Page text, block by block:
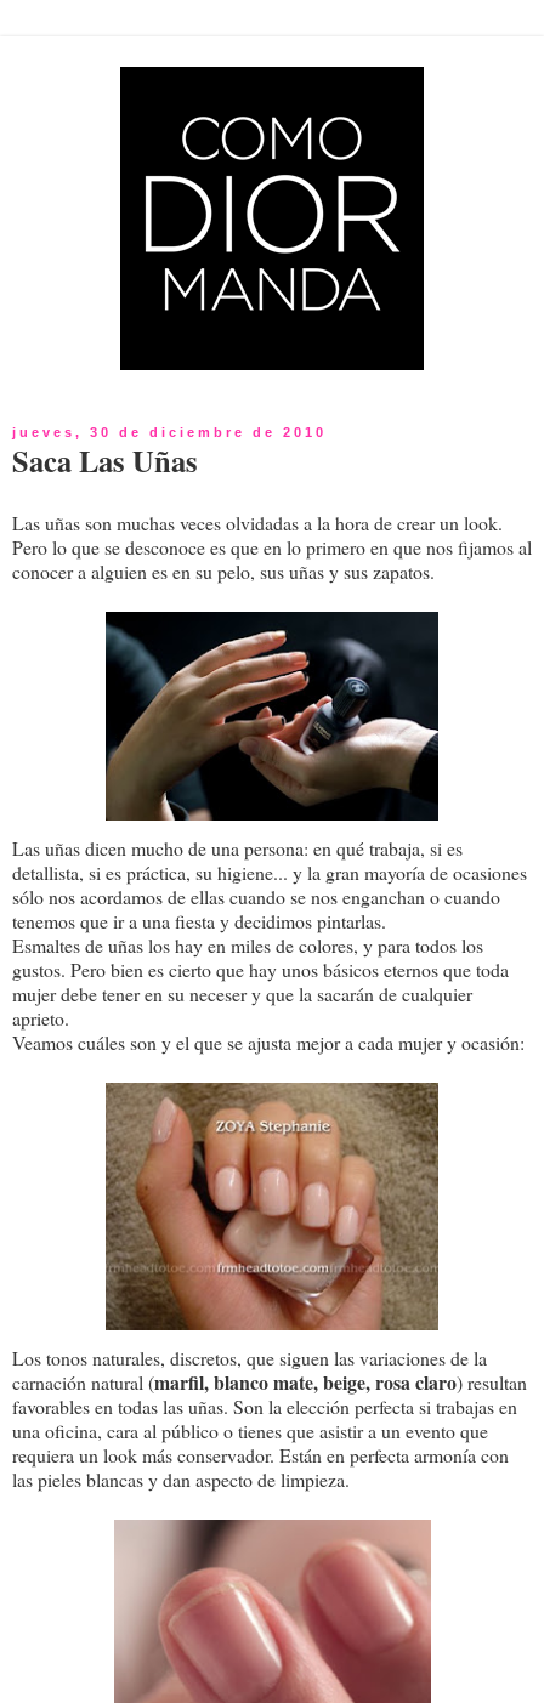
jueves, 30 de diciembre de 2010
Saca Las Uñas
Las uñas son muchas veces olvidadas a la hora de crear un look.
Pero lo que se desconoce es que en lo primero en que nos fijamos al
conocer a alguien es en su pelo, sus uñas y sus zapatos.
Las uñas dicen mucho de una persona: en qué trabaja, si es
detallista, si es práctica, su higiene... y la gran mayoría de ocasiones
sólo nos acordamos de ellas cuando se nos enganchan o cuando
tenemos que ir a una fiesta y decidimos pintarlas.
Esmaltes de uñas los hay en miles de colores, y para todos los
gustos. Pero bien es cierto que hay unos básicos eternos que toda
mujer debe tener en su neceser y que la sacarán de cualquier
aprieto.
Veamos cuáles son y el que se ajusta mejor a cada mujer y ocasión:
Los tonos naturales, discretos, que siguen las variaciones de la
carnación natural (marfil, blanco mate, beige, rosa claro) resultan
favorables en todas las uñas. Son la elección perfecta si trabajas en
una oficina, cara al público o tienes que asistir a un evento que
requiera un look más conservador. Están en perfecta armonía con
las pieles blancas y dan aspecto de limpieza.